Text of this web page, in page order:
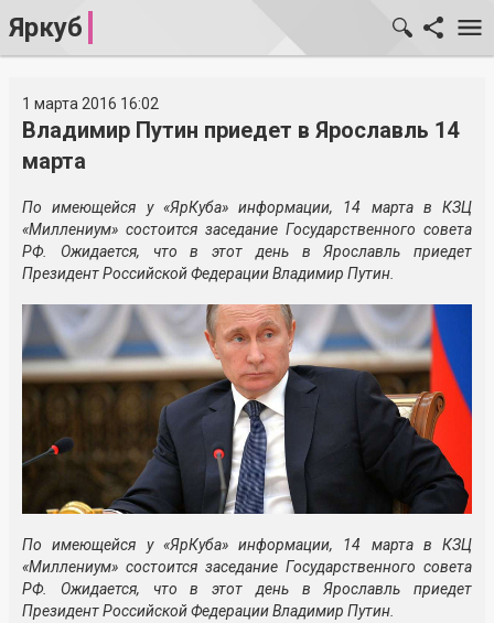
Яркуб
1 марта 2016 16:02
Владимир Путин приедет в Ярославль 14
марта
По имеющейся у «ЯрКуба» информации, 14 марта в КЗЦ
«Миллениум» состоится заседание Государственного совета
РФ. Ожидается, что в этот день в Ярославль приедет
Президент Российской Федерации Владимир Путин.
По имеющейся у «ЯрКуба» информации, 14 марта в КЗЦ
«Миллениум» состоится заседание Государственного совета
РФ. Ожидается, что в этот день в Ярославль приедет
Президент Российской Федерации Владимир Путин.